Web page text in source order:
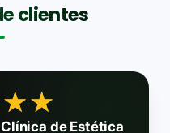
clientes
de Estética